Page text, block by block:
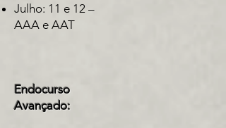
Julho: 11 e 12 –
AAA e AAT
Endocurso
Avançado: